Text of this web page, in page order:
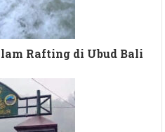
Rafting di Ubud Bali